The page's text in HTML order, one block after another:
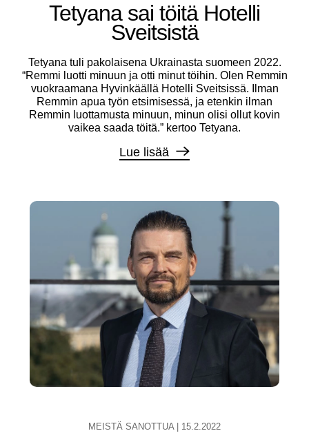
Tetyana sai töitä Hotelli
Sveitsistä
Tetyana tuli pakolaisena Ukrainasta suomeen 2022.
“Remmi luotti minuun ja otti minut töihin. Olen Remmin
vuokraamana Hyvinkäällä Hotelli Sveitsissä. Ilman
Remmin apua työn etsimisessä, ja etenkin ilman
Remmin luottamusta minuun, minun olisi ollut kovin
vaikea saada töitä.” kertoo Tetyana.
Lue lisää
MEISTÄ SANOTTUA 15.2.2022